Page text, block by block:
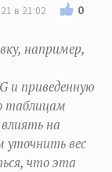
в 21:02 0
например,
и приведенную
таблицам
на
уточнить вес
что эта